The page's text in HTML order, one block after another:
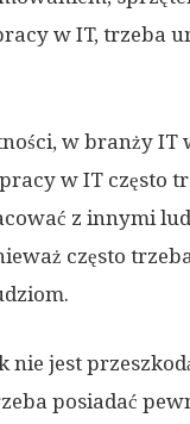
w IT, trzeba
w branży IT
w IT często
z innymi
często
nie jest
posiadać